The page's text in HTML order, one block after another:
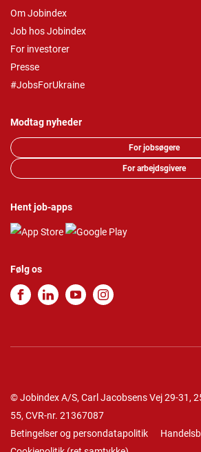
Om Jobindex
Job hos Jobindex
For investorer
Presse
#JobsForUkraine
Modtag nyheder
For jobsøgere
For arbejdsgivere
Hent job-apps
Følg os
© Jobindex A/S, Carl Jacobsens Vej 29-31,
55, CVR-nr. 21367087
Betingelser og persondatapolitik